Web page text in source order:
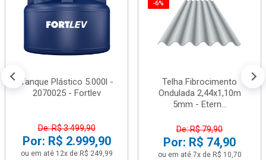
Tanque Plástico 5.000l -
2070025 - Fortlev
De: R$ 3.499,90
Por: R$ 2.999,90
ou em até 12x de R$ 249,99
-6%
Telha Fibrocimento
Ondulada 2,44x1,10m
5mm - Etern...
De: R$ 79,90
Por: R$ 74,90
ou em até 7x de R$ 10,70